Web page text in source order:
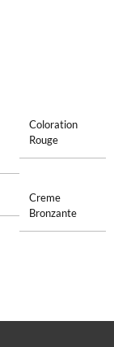
Coloration
Rouge
Creme
Bronzante